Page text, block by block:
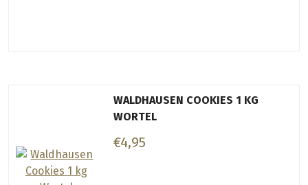
WALDHAUSEN COOKIES 1 KG
WORTEL
€4,95